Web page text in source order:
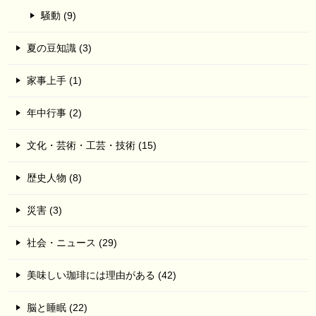
騒動 (9)
夏の豆知識 (3)
家事上手 (1)
年中行事 (2)
文化・芸術・工芸・技術 (15)
歴史人物 (8)
災害 (3)
社会・ニュース (29)
美味しい珈琲には理由がある (42)
脳と睡眠 (22)